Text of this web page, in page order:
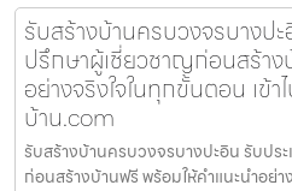
รับสร้างบ้านครบวงจรบางปะ
ปรึกษาผู้เชี่ยวชาญก่อนสร้าง
อย่างจริงใจในทุกขั้นตอน เข้า
บ้าน.com
รับสร้างบ้านครบวงจรบางปะอิน รับปร
ก่อนสร้างบ้านฟรี พร้อมให้คำแนะนำอย่า